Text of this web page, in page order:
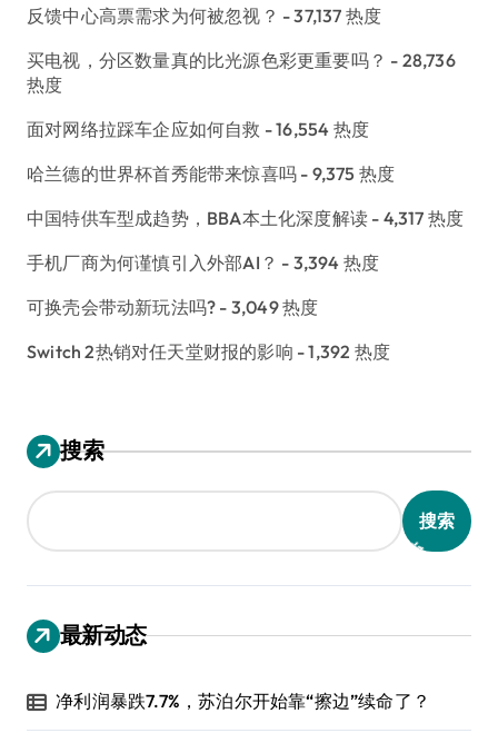
反馈中心高票需求为何被忽视？ - 37,137 热度
买电视，分区数量真的比光源色彩更重要吗？ - 28,736
热度
面对网络拉踩车企应如何自救 - 16,554 热度
哈兰德的世界杯首秀能带来惊喜吗 - 9,375 热度
中国特供车型成趋势，BBA本土化深度解读 - 4,317 热度
手机厂商为何谨慎引入外部AI？ - 3,394 热度
可换壳会带动新玩法吗? - 3,049 热度
Switch 2热销对任天堂财报的影响 - 1,392 热度
搜索
搜索
最新动态
净利润暴跌7.7%，苏泊尔开始靠“擦边”续命了？